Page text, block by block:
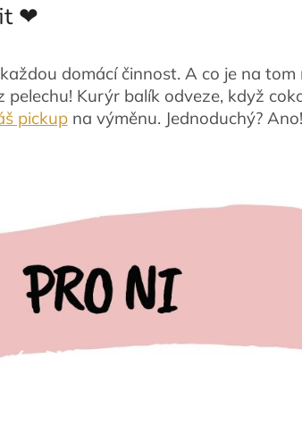
❤
domácí činnost. A co je na tom
Kurýr balík odveze, když
pickupna výměnu. Jednoduchý? Ano!